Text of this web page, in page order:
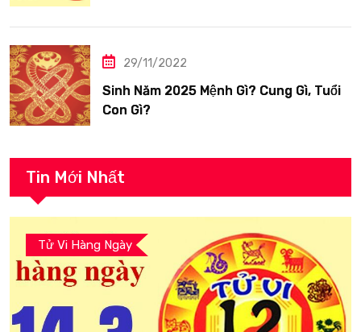
29/11/2022
Sinh Năm 2025 Mệnh Gì? Cung Gì, Tuổi
Con Gì?
Tin Mới Nhất
Tử Vi Hàng Ngày